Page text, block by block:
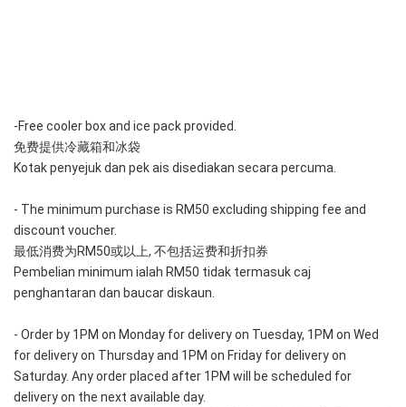
-Free cooler box and ice pack provided.
免费提供冷藏箱和冰袋
Kotak penyejuk dan pek ais disediakan secara percuma.
- The minimum purchase is RM50 excluding shipping fee and
discount voucher.
最低消费为RM50或以上, 不包括运费和折扣券
Pembelian minimum ialah RM50 tidak termasuk caj
penghantaran dan baucar diskaun.
- Order by 1PM on Monday for delivery on Tuesday, 1PM on Wed
for delivery on Thursday and 1PM on Friday for delivery on
Saturday. Any order placed after 1PM will be scheduled for
delivery on the next available day.